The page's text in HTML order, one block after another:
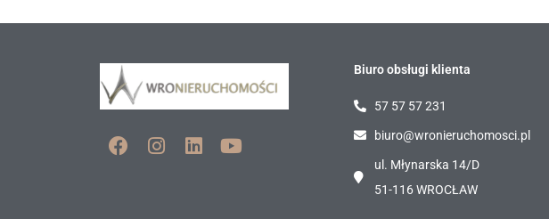
Biuro obsługi klienta
57 57 57 231
biuro@wronieruchomosci.pl
ul. Młynarska 14/D
51-116 WROCŁAW